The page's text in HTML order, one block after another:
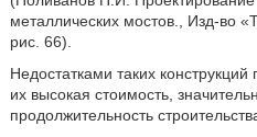
металлических мостов., Изд-во
рис. 66).
Недостатками таких
их высокая стоимость,
продолжительность